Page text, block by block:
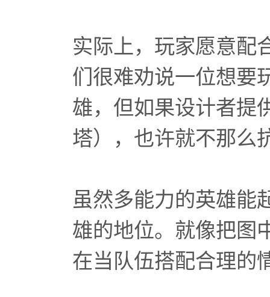
实际上，玩家愿意配
们很难劝说一位想要
雄，但如果设计者提
塔），也许就不那么
虽然多能力的英雄能
雄的地位。就像把图
在当队伍搭配合理的